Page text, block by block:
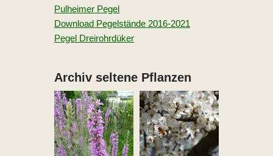
Pulheimer Pegel
Download Pegelstände 2016-2021
Pegel Dreirohrdüker
Archiv seltene Pflanzen